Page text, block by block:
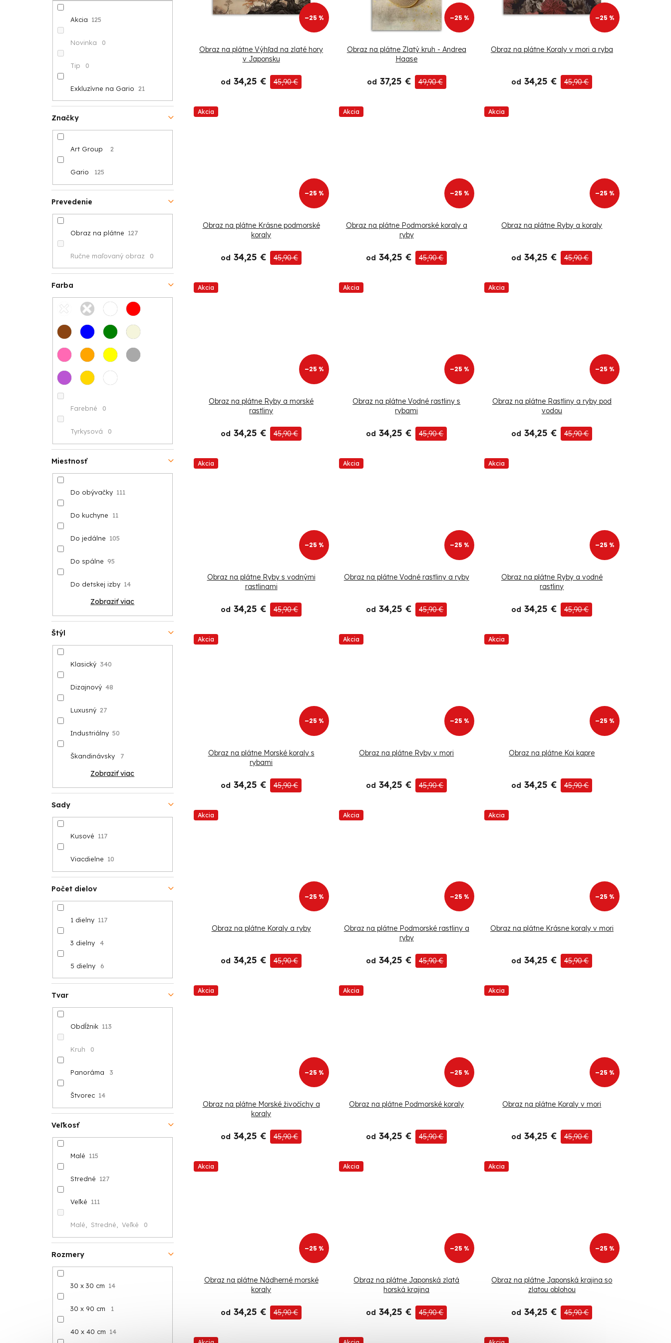
e
Akcia 125
Novinka 0
Tip 0
Exkluzívne na Gario 21
Značky
Art Group 2
Gario 125
Prevedenie
Obraz na plátne 127
Ručne maľovaný obraz 0
Farba
Farebné 0
Tyrkysová 0
Rozmery
30 x 30 cm 14
30 x 90 cm 1
40 x 40 cm 14
Miestnosť
Do obývačky 111
Do kuchyne 11
Do jedálne 105
Do spálne 95
Do detskej izby 14
Zobraziť viac
Štýl
Klasický 340
Dizajnový 48
Luxusný 27
Industriálny 50
Škandinávsky 7
Zobraziť viac
Sady
Kusové 117
Viacdielne 10
Počet dielov
1 dielny 117
3 dielny 4
5 dielny 6
Tvar
Obdĺžnik 113
Kruh 0
Panoráma 3
Štvorec 14
Veľkosť
Malé 115
Stredné 127
Veľké 111
Malé, Stredné, Veľké 0
o
t
u
–25 %
Obraz na plátne Výhľad na zlaté hory
v Japonsku
od 34,25 € 45,90 €
–25 %
Obraz na plátne Zlatý kruh - Andrea
Haase
od 37,25 € 49,90 €
–25 %
Obraz na plátne Koraly v mori a ryba
od 34,25 € 45,90 €
Akcia
–25 %
Obraz na plátne Krásne podmorské
koraly
od 34,25 € 45,90 €
Akcia
–25 %
Obraz na plátne Podmorské koraly a
ryby
od 34,25 € 45,90 €
Akcia
–25 %
Obraz na plátne Ryby a koraly
od 34,25 € 45,90 €
Akcia
–25 %
Obraz na plátne Ryby a morské
rastliny
od 34,25 € 45,90 €
Akcia
–25 %
Obraz na plátne Vodné rastliny s
rybami
od 34,25 € 45,90 €
Akcia
–25 %
Obraz na plátne Rastliny a ryby pod
vodou
od 34,25 € 45,90 €
Akcia
–25 %
Obraz na plátne Ryby s vodnými
rastlinami
od 34,25 € 45,90 €
Akcia
–25 %
Obraz na plátne Vodné rastliny a ryby
od 34,25 € 45,90 €
Akcia
–25 %
Obraz na plátne Ryby a vodné
rastliny
od 34,25 € 45,90 €
Akcia
–25 %
Obraz na plátne Morské koraly s
rybami
od 34,25 € 45,90 €
Akcia
–25 %
Obraz na plátne Ryby v mori
od 34,25 € 45,90 €
Akcia
–25 %
Obraz na plátne Koi kapre
od 34,25 € 45,90 €
Akcia
–25 %
Obraz na plátne Koraly a ryby
od 34,25 € 45,90 €
Akcia
–25 %
Obraz na plátne Podmorské rastliny a
ryby
od 34,25 € 45,90 €
Akcia
–25 %
Obraz na plátne Krásne koraly v mori
od 34,25 € 45,90 €
Akcia
–25 %
Obraz na plátne Morské živočíchy a
koraly
od 34,25 € 45,90 €
Akcia
–25 %
Obraz na plátne Podmorské koraly
od 34,25 € 45,90 €
Akcia
–25 %
Obraz na plátne Koraly v mori
od 34,25 € 45,90 €
Akcia
–25 %
Obraz na plátne Nádherné morské
koraly
od 34,25 € 45,90 €
Akcia
–25 %
Obraz na plátne Japonská zlatá
horská krajina
od 34,25 € 45,90 €
Akcia
–25 %
Obraz na plátne Japonská krajina so
zlatou oblohou
od 34,25 € 45,90 €